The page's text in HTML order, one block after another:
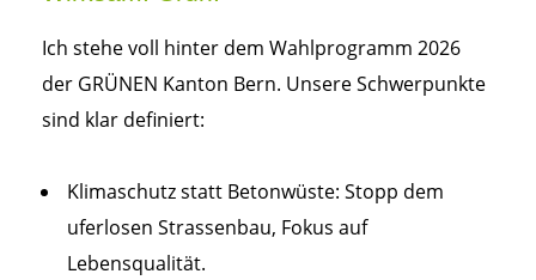
Ich stehe voll hinter dem Wahlprogramm 2026
der GRÜNEN Kanton Bern. Unsere Schwerpunkte
sind klar definiert:
Klimaschutz statt Betonwüste: Stopp dem
uferlosen Strassenbau, Fokus auf
Lebensqualität.